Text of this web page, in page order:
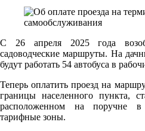
С 26 апреля 2025 года
садоводческие маршруты. На
будут работать 54 автобуса в
Теперь оплатить проезд на
границы населенного пункта,
расположенном на поручне в
тарифные зоны.